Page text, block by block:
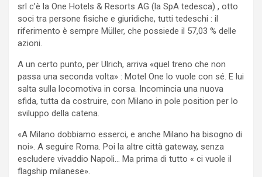
srl c’è la One Hotels & Resorts AG (la SpA tedesca) , otto
soci tra persone fisiche e giuridiche, tutti tedeschi : il
riferimento è sempre Müller, che possiede il 57,03 % delle
azioni.
A un certo punto, per Ulrich, arriva «quel treno che non
passa una seconda volta» : Motel One lo vuole con sé. E lui
salta sulla locomotiva in corsa. Incomincia una nuova
sfida, tutta da costruire, con Milano in pole position per lo
sviluppo della catena.
«A Milano dobbiamo esserci, e anche Milano ha bisogno di
noi». A seguire Roma. Poi la altre città gateway, senza
escludere vivaddio Napoli… Ma prima di tutto « ci vuole il
flagship milanese».